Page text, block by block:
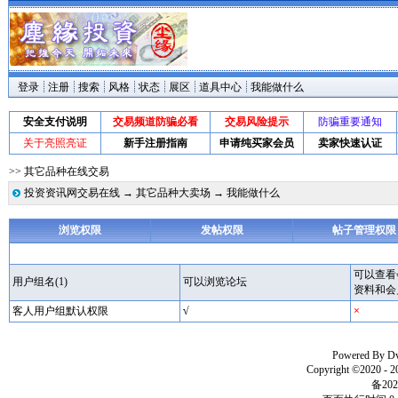
登录 注册 搜索 风格 状态 展区 道具中心 我能做什么
安全支付说明 交易频道防骗必看 交易风险提示
防骗重要通知
关于亮照亮证
新手注册指南 申请纯买家会员 卖家快速认证
>> 其它品种在线交易
投资资讯网交易在线→ 其它品种大卖场→ 我能做什么
浏览权限 发帖权限 帖子管理权限
用户组名(1) 可以浏览论坛
可以查
资料和
客人用户组默认权限
√ ×
Powered By
Copyright ©2020 -
备